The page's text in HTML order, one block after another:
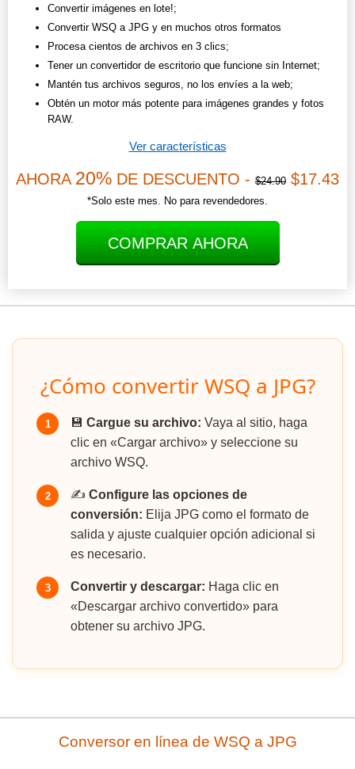
Convertir imágenes en lote!;
Convertir WSQ a JPG y en muchos otros formatos
Procesa cientos de archivos en 3 clics;
Tener un convertidor de escritorio que funcione sin Internet;
Mantén tus archivos seguros, no los envíes a la web;
Obtén un motor más potente para imágenes grandes y fotos
RAW.
Ver características
AHORA 20% DE DESCUENTO - $24.90 $17.43
*Solo este mes. No para revendedores.
COMPRAR AHORA
¿Cómo convertir WSQ a JPG?
1 💾 Cargue su archivo: Vaya al sitio, haga
clic en «Cargar archivo» y seleccione su
archivo WSQ.
2 ✍️ Configure las opciones de
conversión: Elija JPG como el formato de
salida y ajuste cualquier opción adicional si
es necesario.
3 Convertir y descargar: Haga clic en
«Descargar archivo convertido» para
obtener su archivo JPG.
Conversor en línea de WSQ a JPG